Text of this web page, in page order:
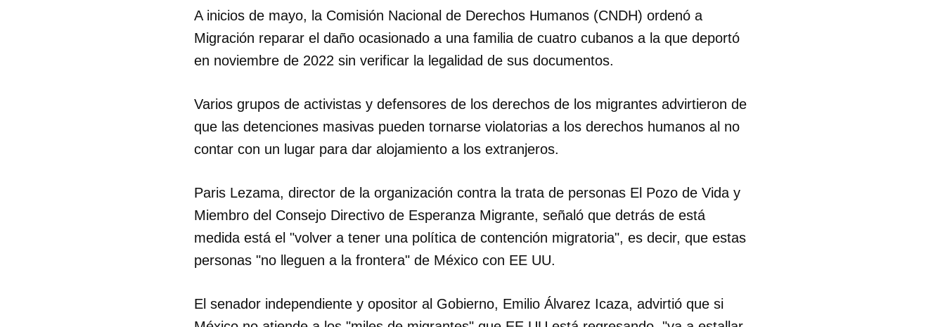
A inicios de mayo, la Comisión Nacional de Derechos Humanos (CNDH) ordenó a
Migración reparar el daño ocasionado a una familia de cuatro cubanos a la que deportó
en noviembre de 2022 sin verificar la legalidad de sus documentos.
Varios grupos de activistas y defensores de los derechos de los migrantes advirtieron de
que las detenciones masivas pueden tornarse violatorias a los derechos humanos al no
contar con un lugar para dar alojamiento a los extranjeros.
Paris Lezama, director de la organización contra la trata de personas El Pozo de Vida y
Miembro del Consejo Directivo de Esperanza Migrante, señaló que detrás de está
medida está el "volver a tener una política de contención migratoria", es decir, que estas
personas "no lleguen a la frontera" de México con EE UU.
El senador independiente y opositor al Gobierno, Emilio Álvarez Icaza, advirtió que si